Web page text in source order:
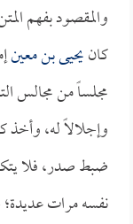
والمقصود بفهم
كانيحيى بن معين
مجلساً من مجالس
وإجلالاً له،
ضبط صدر، فلا
نفسه مرات